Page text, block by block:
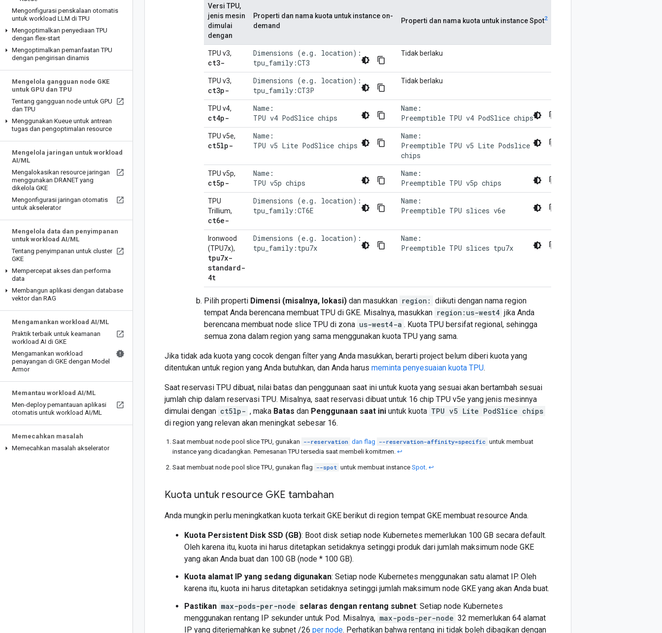
Mengonfigurasi penskalaan otomatis
untuk workload LLM di TPU
Mengoptimalkan penyediaan TPU
dengan flex-start
Mengoptimalkan pemanfaatan TPU
dengan pengirisan dinamis
Mengelola gangguan node GKE
untuk GPU dan TPU
Tentang gangguan node untuk GPU
dan TPU
Menggunakan Kueue untuk antrean
tugas dan pengoptimalan resource
Mengelola jaringan untuk workload
AI/ML
Mengalokasikan resource jaringan
menggunakan DRANET yang
dikelola GKE
Mengonfigurasi jaringan otomatis
untuk akselerator
Mengelola data dan penyimpanan
untuk workload AI/ML
Tentang penyimpanan untuk cluster
GKE
Mempercepat akses dan performa
data
Membangun aplikasi dengan database
vektor dan RAG
Mengamankan workload AI/ML
Praktik terbaik untuk keamanan
workload AI di GKE
Mengamankan workload
penayangan di GKE dengan Model
Armor
Memantau workload AI/ML
Men-deploy pemantauan aplikasi
otomatis untuk workload AI/ML
Memecahkan masalah
Memecahkan masalah akselerator
Versi TPU,
jenis mesin
dimulai
dengan
Properti dan nama kuota untuk instance on-
demand
Properti dan nama kuota untuk instance Spot2
TPU v3,
ct3-
Dimensions (e.g. location):
tpu_family:CT3
Tidak berlaku
TPU v3,
ct3p-
Dimensions (e.g. location):
tpu_family:CT3P
Tidak berlaku
TPU v4,
ct4p-
Name:
TPU v4 PodSlice chips
Name:
Preemptible TPU v4 PodSlice chips
TPU v5e,
ct5lp-
Name:
TPU v5 Lite PodSlice chips
Name:
Preemptible TPU v5 Lite Podslice
chips
TPU v5p,
ct5p-
Name:
TPU v5p chips
Name:
Preemptible TPU v5p chips
TPU
Trillium,
ct6e-
Dimensions (e.g. location):
tpu_family:CT6E
Name:
Preemptible TPU slices v6e
Ironwood
(TPU7x),
tpu7x-
standard-
4t
Dimensions (e.g. location):
tpu_family:tpu7x
Name:
Preemptible TPU slices tpu7x
Pilih properti Dimensi (misalnya, lokasi) dan masukkan region: diikuti dengan nama region
tempat Anda berencana membuat TPU di GKE. Misalnya, masukkan region:us-west4 jika Anda
berencana membuat node slice TPU di zona us-west4-a . Kuota TPU bersifat regional, sehingga
semua zona dalam region yang sama menggunakan kuota TPU yang sama.
Jika tidak ada kuota yang cocok dengan filter yang Anda masukkan, berarti project belum diberi kuota yang
ditentukan untuk region yang Anda butuhkan, dan Anda harus meminta penyesuaian kuota TPU.
Saat reservasi TPU dibuat, nilai batas dan penggunaan saat ini untuk kuota yang sesuai akan bertambah sesuai
jumlah chip dalam reservasi TPU. Misalnya, saat reservasi dibuat untuk 16 chip TPU v5e yang jenis mesinnya
dimulai dengan ct5lp- , maka Batas dan Penggunaan saat ini untuk kuota TPU v5 Lite PodSlice chips
di region yang relevan akan meningkat sebesar 16.
Saat membuat node pool slice TPU, gunakan --reservation dan flag --reservation-affinity=specific untuk membuat
instance yang dicadangkan. Pemesanan TPU tersedia saat membeli komitmen. ↩
Saat membuat node pool slice TPU, gunakan flag --spot untuk membuat instance Spot. ↩
Kuota untuk resource GKE tambahan
Anda mungkin perlu meningkatkan kuota terkait GKE berikut di region tempat GKE membuat resource Anda.
Kuota Persistent Disk SSD (GB): Boot disk setiap node Kubernetes memerlukan 100 GB secara default.
Oleh karena itu, kuota ini harus ditetapkan setidaknya setinggi produk dari jumlah maksimum node GKE
yang akan Anda buat dan 100 GB (node * 100 GB).
Kuota alamat IP yang sedang digunakan: Setiap node Kubernetes menggunakan satu alamat IP. Oleh
karena itu, kuota ini harus ditetapkan setidaknya setinggi jumlah maksimum node GKE yang akan Anda buat.
Pastikan max-pods-per-node selaras dengan rentang subnet: Setiap node Kubernetes
menggunakan rentang IP sekunder untuk Pod. Misalnya, max-pods-per-node 32 memerlukan 64 alamat
IP yang diterjemahkan ke subnet /26 per node. Perhatikan bahwa rentang ini tidak boleh dibagikan dengan